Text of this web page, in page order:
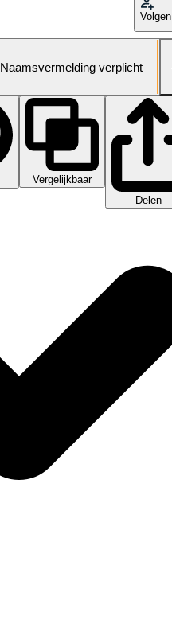
Volgen
Naamsvermelding verplicht
Vergelijkbaar
Delen